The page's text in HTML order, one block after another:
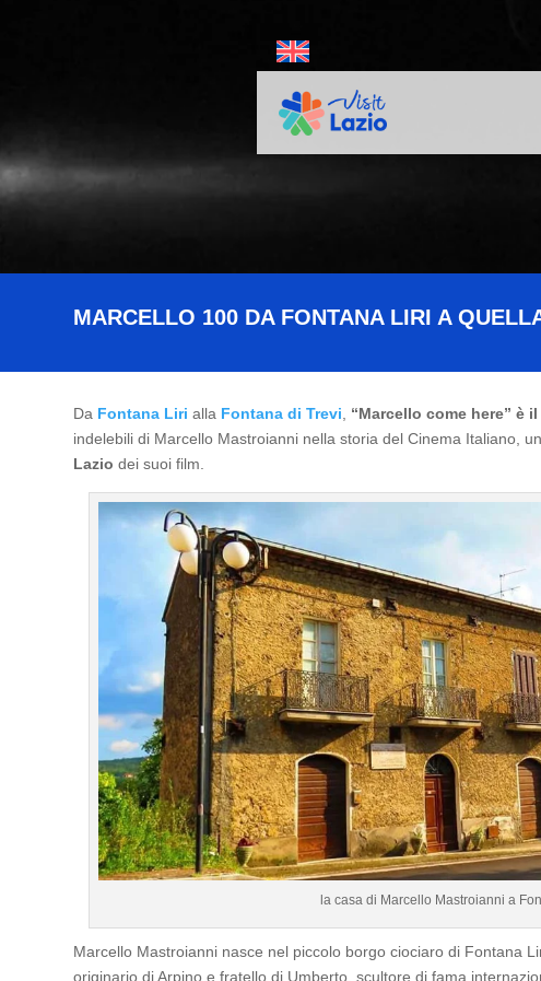
MARCELLO 100 DA FONTANA LIRI A
Da Fontana Liri alla Fontana di Trevi “Marcello come here” è
indelebili di Marcello Mastroianni nella storia del Cinema Italiano,
Lazio dei suoi film.
la casa di Marcello Mastroianni a
Marcello Mastroianni nasce nel piccolo borgo ciociaro di Fontana
originario di Arpino e fratello di Umberto, scultore di fama